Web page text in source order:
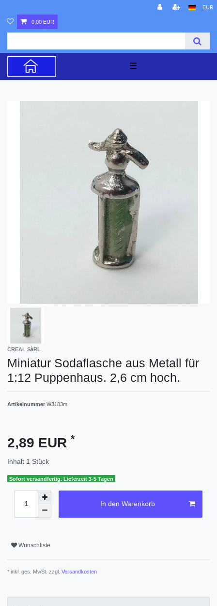
EUR
0,00 EUR
☰
CREAL SàRL
Miniatur Sodaflasche aus Metall für
1:12 Puppenhaus. 2,6 cm hoch.
Artikelnummer W3183m
2,89 EUR *
Inhalt 1 Stück
Sofort versandfertig. Lieferzeit 3-5 Tagen
In den Warenkorb
Wunschliste
* inkl. ges. MwSt. zzgl. Versandkosten